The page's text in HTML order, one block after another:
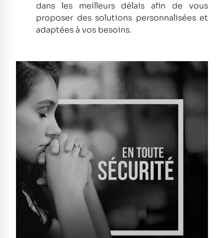
dans les meilleurs délais afin de vous
proposer des solutions personnalisées et
adaptées à vos besoins.